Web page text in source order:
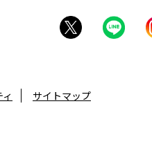
サイトマップ